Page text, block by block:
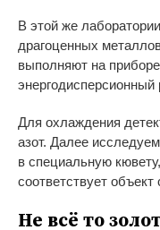
В этой же
драгоценных
выполняют на
энергодисперсионный
Для охлаждения
азот. Далее
в специальную
соответствует объект
Не всё то